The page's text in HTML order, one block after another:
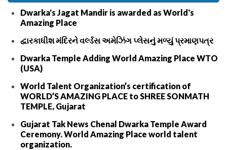
Dwarka's Jagat Mandir is awarded as World's
Amazing Place
દ્વારકાધીશ મંદિરને વર્લ્ડસ અમેઝિંગ પ્લેસનું મળ્યું પ્રમાણપત્ર
Dwarka Temple Adding World Amazing Place WTO
(USA)
World Talent Organization’s certification of
WORLD’S AMAZING PLACE to SHREE SONMATH
TEMPLE, Gujarat
Gujarat Tak News Chenal Dwarka Temple Award
Ceremony. World Amazing Place world talent
organization.